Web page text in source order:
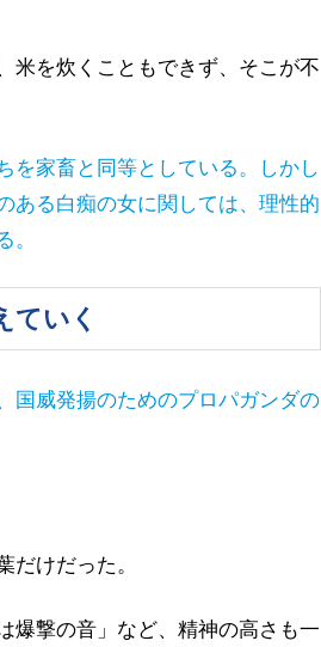
米を炊くこともできず、そこが不
を家畜と同等としている。しかし
ある白痴の女に関しては、理性的
。
ていく
国威発揚のためのプロパガンダの
けだった。
爆撃の音」など、精神の高さも一